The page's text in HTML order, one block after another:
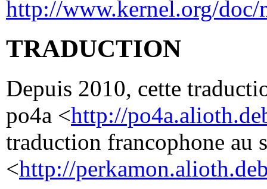
http://www.kernel.org/doc/
TRADUCTION
Depuis 2010, cette
po4a <http://
traduction francophone au
<http://